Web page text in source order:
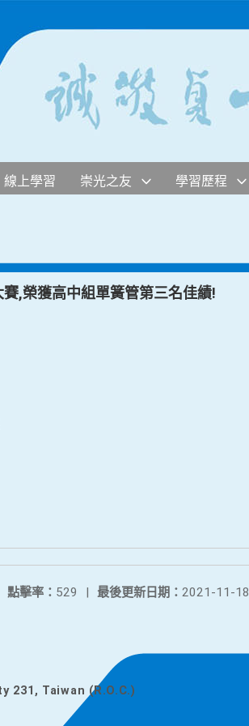
線上學習 崇光之友 學習歷程
,榮獲高中組單簧管第三名佳績!
最後更新日期： 2021-11-18
點擊率： 529 |
231, Taiwan (R.O.C.)